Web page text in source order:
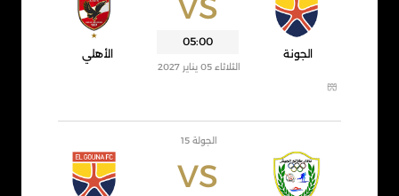
الجونة
05:00
الثلاثاء 05 يناير 2027
الأهلي
VS
الجولة 15